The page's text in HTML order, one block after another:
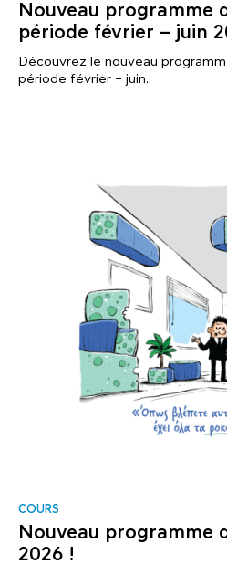
Nouveau programme
période février – juin
Découvrez le nouveau
période février – juin..
COURS
Nouveau programme
2026 !